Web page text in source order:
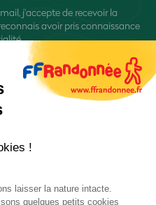
j'accepte de recevoir la
avoir pris connaissance
!
laisser la nature intacte.
quelques petits cookies